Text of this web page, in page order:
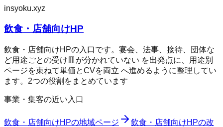
insyoku.xyz
飲食・店舗向けHP
飲食・店舗向けHPの入口です。宴会、法事、接待、団体な
ど用途ごとの受け皿が分かれていない を出発点に、用途別
ページを束ねて単価とCVを両立 へ進めるように整理してい
ます。2つの役割をまとめています
事業・集客の近い入口
飲食・店舗向けHPの地域ページ 飲食・店舗向けHPの改